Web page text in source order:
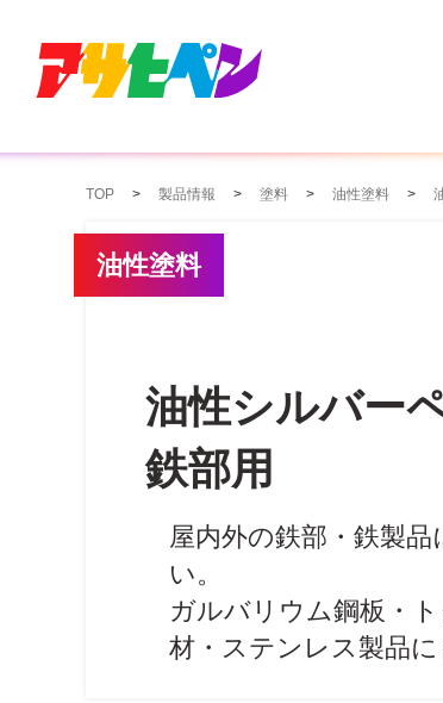
TOP 製品情報 塗料 油性塗料
油性塗料
油性シルバー
鉄部用
屋内外の鉄部・鉄製
い。
ガルバリウム鋼板・
材・ステンレス製品に